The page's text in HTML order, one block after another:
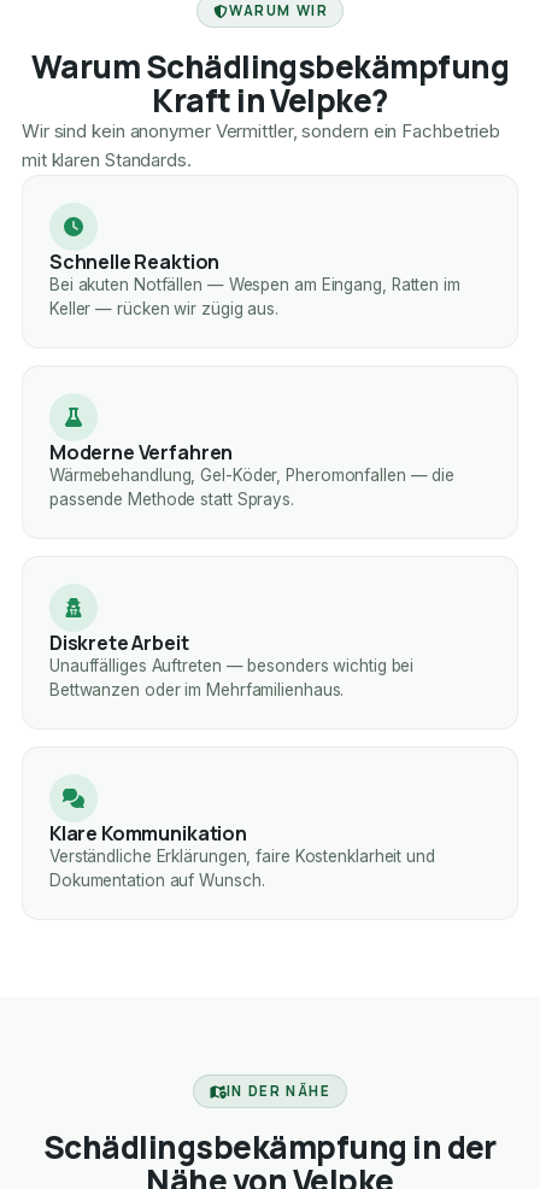
WARUM WIR
Warum Schädlingsbekämpfung
Kraft in Velpke?
Wir sind kein anonymer Vermittler, sondern ein Fachbetrieb
mit klaren Standards.
Schnelle Reaktion
Bei akuten Notfällen — Wespen am Eingang, Ratten im
Keller — rücken wir zügig aus.
Moderne Verfahren
Wärmebehandlung, Gel-Köder, Pheromonfallen — die
passende Methode statt Sprays.
Diskrete Arbeit
Unauffälliges Auftreten — besonders wichtig bei
Bettwanzen oder im Mehrfamilienhaus.
Klare Kommunikation
Verständliche Erklärungen, faire Kostenklarheit und
Dokumentation auf Wunsch.
IN DER NÄHE
Schädlingsbekämpfung in der